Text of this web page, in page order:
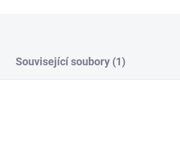
Související soubory (1)